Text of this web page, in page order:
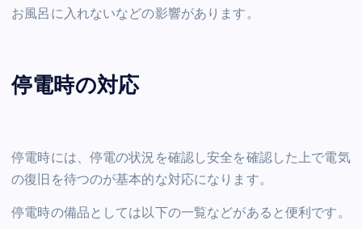
お風呂に入れないなどの影響があります。
停電時の対応
停電時には、停電の状況を確認し安全を確認した上で電気
の復旧を待つのが基本的な対応になります。
停電時の備品としては以下の一覧などがあると便利です。